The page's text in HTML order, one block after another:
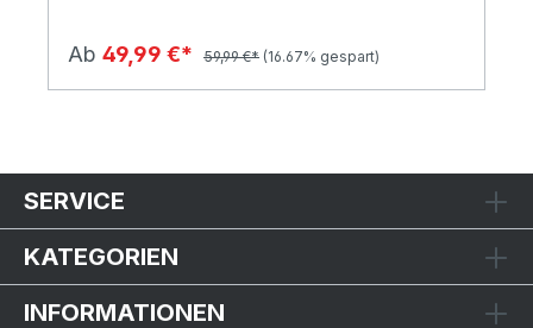
Ab 49,99 €* 59,99 €* (16.67% gespart)
SERVICE
KATEGORIEN
INFORMATIONEN